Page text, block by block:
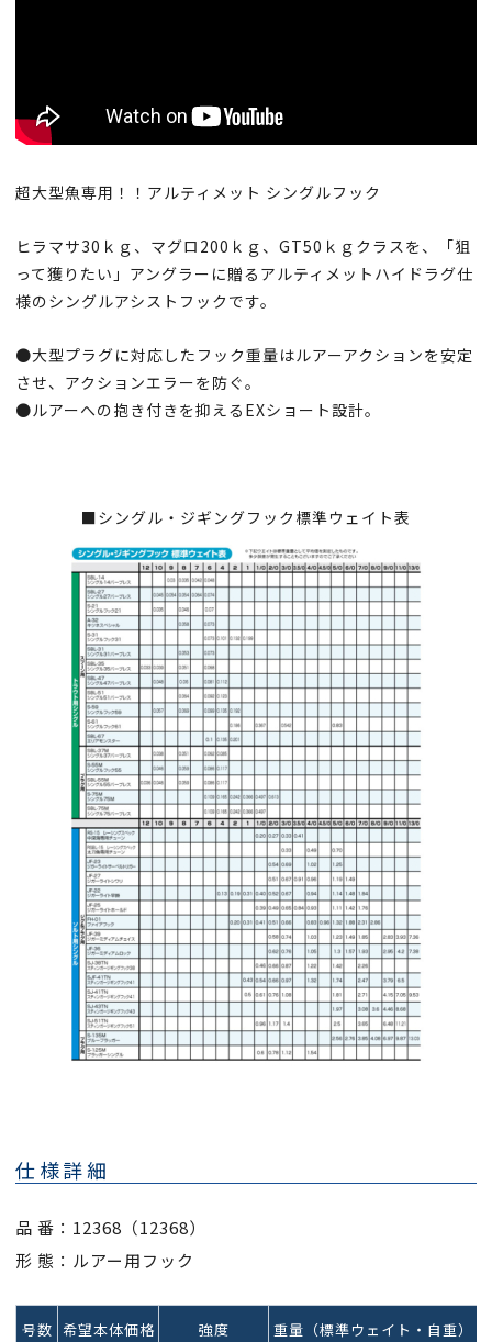
超大型魚専用！！アルティメット シングルフック
ヒラマサ30ｋｇ、マグロ200ｋｇ、GT50ｋｇクラスを、「狙
って獲りたい」アングラーに贈るアルティメットハイドラグ仕
様のシングルアシストフックです。
●大型プラグに対応したフック重量はルアーアクションを安定
させ、アクションエラーを防ぐ。
●ルアーへの抱き付きを抑えるEXショート設計。
■シングル・ジギングフック標準ウェイト表
仕様詳細
品 番：12368（12368）
形 態：ルアー用フック
号数 希望本体価格 強度 重量（標準ウェイト・自重）